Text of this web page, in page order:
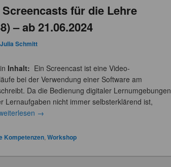
für die Lehre
– ab 21.06.2024
Julia Schmitt
Inhalt: Ein Screencast ist eine Video-
bei der Verwendung einer Software am
Da die Bedienung digitaler Lernumgebungen
Lernaufgaben nicht immer selbsterklärend ist,
→
Kompetenzen ,Workshop